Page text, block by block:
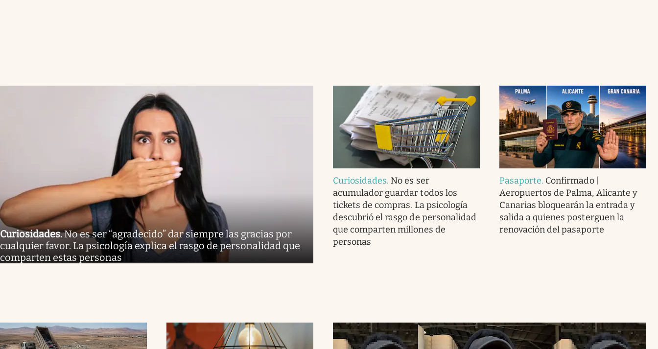
Curiosidades.No es ser “agradecido” dar siempre las gracias por
cualquier favor. La psicología explica el rasgo de personalidad que
comparten estas personas
Curiosidades. No es ser
acumulador guardar todos los
tickets de compras. La psicología
descubrió el rasgo de personalidad
que comparten millones de
personas
Pasaporte. Confirmado |
Aeropuertos de Palma, Alicante y
Canarias bloquearán la entrada y
salida a quienes posterguen la
renovación del pasaporte